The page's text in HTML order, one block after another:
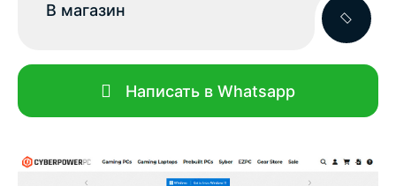
В магазин
Написать в Whatsapp